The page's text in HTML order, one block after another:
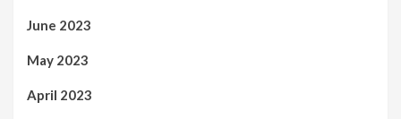
June 2023
May 2023
April 2023